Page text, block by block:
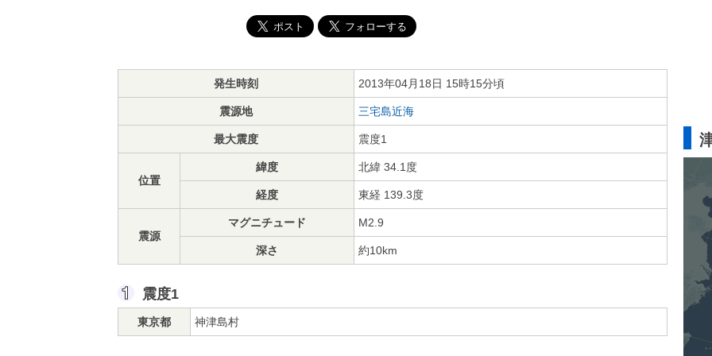
発生時刻 2013年04月18日 15時15分頃
震源地 三宅島近海
最大震度 震度1
位置
緯度 北緯 34.1度
経度 東経 139.3度
震源
マグニチュード M2.9
深さ 約10km
震度1
東京都 神津島村